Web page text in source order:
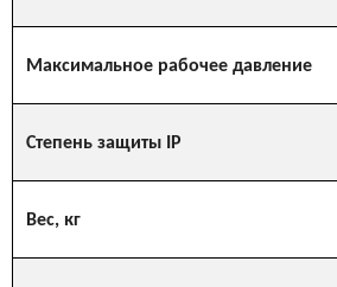
Максимальное рабочее давление
Степень защиты IP
Вес, кг